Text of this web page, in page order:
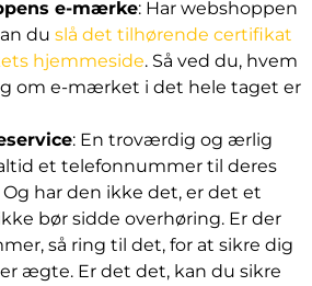
e-mærke: Har webshoppen
du slå det tilhørende certifikat
hjemmeside. Så ved du, hvem
om e-mærket i det hele taget er
: En troværdig og ærlig
et telefonnummer til deres
har den ikke det, er det et
bør sidde overhøring. Er der
så ring til det, for at sikre dig
ægte. Er det det, kan du sikre